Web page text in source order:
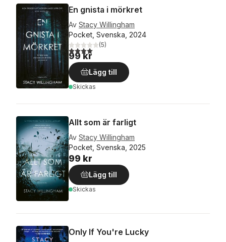
En gnista i mörkret
Av Stacy Willingham
Pocket, Svenska, 2024
4,0utav 5 stjärnor. Totalt antal röster:
(5)
99 kr
Lägg till
Skickas
Allt som är farligt
Av Stacy Willingham
Pocket, Svenska, 2025
99 kr
Lägg till
Skickas
Only If You're Lucky